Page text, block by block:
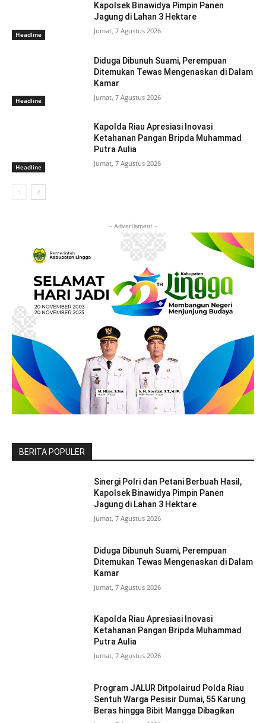
Headline
Kapolsek Binawidya Pimpin Panen
Jagung di Lahan 3 Hektare
Jumat, 7 Agustus 2026
Headline
Diduga Dibunuh Suami, Perempuan
Ditemukan Tewas Mengenaskan di Dalam
Kamar
Jumat, 7 Agustus 2026
Headline
Kapolda Riau Apresiasi Inovasi
Ketahanan Pangan Bripda Muhammad
Putra Aulia
Jumat, 7 Agustus 2026
- Advertisment -
BERITA POPULER
Sinergi Polri dan Petani Berbuah Hasil,
Kapolsek Binawidya Pimpin Panen
Jagung di Lahan 3 Hektare
Jumat, 7 Agustus 2026
Diduga Dibunuh Suami, Perempuan
Ditemukan Tewas Mengenaskan di Dalam
Kamar
Jumat, 7 Agustus 2026
Kapolda Riau Apresiasi Inovasi
Ketahanan Pangan Bripda Muhammad
Putra Aulia
Jumat, 7 Agustus 2026
Program JALUR Ditpolairud Polda Riau
Sentuh Warga Pesisir Dumai, 55 Karung
Beras hingga Bibit Mangga Dibagikan